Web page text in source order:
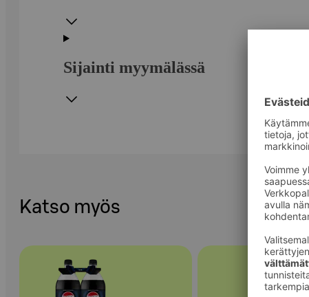
Sijainti myymälässä
Katso myös